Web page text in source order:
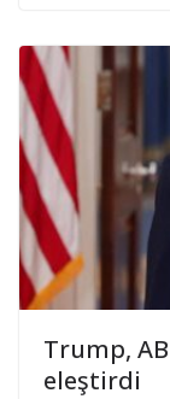
Trump,
eleştirdi